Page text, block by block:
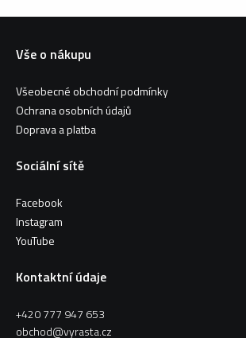
Vše o nákupu
Všeobecné obchodní podmínky
Ochrana osobních údajů
Doprava a platba
Sociální sítě
Facebook
Instagram
YouTube
Kontaktní údaje
+420 777 947 653
obchod@vyrasta.cz